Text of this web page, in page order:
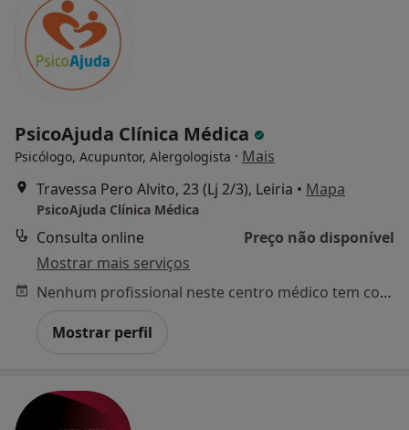
PsicoAjuda Clínica Médica
Psicólogo, Acupuntor, Alergologista · Mais
Travessa Pero Alvito, 23 (Lj 2/3), Leiria • Mapa
PsicoAjuda Clínica Médica
Consulta online
Preço não disponível
Mostrar mais serviços
Nenhum profissional neste centro médico tem consultas disponíveis
Mostrar perfil